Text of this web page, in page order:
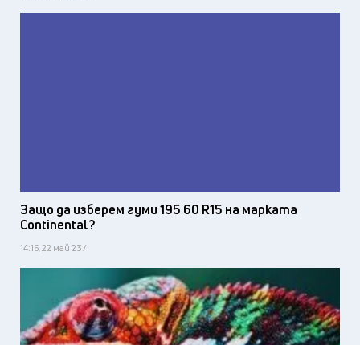
Защо да изберем гуми 195 60 R15 на марката
Continental?
14:16, 22 май 23 /